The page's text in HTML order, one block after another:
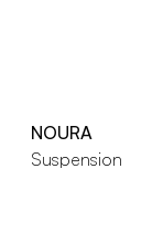
NOURA
Suspension